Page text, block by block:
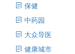
保健
中药园
大众导医
健康城市